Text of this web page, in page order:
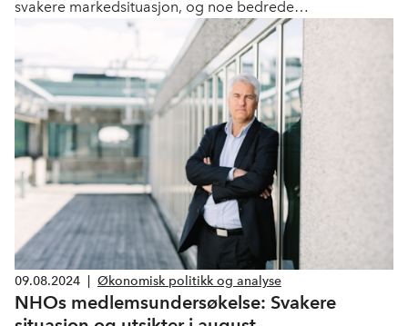
svakere markedsituasjon, og noe bedrede
markedsutsikter blant medlemsbedriftene.
09.08.2024 Økonomisk politikk og analyse
NHOs medlemsundersøkelse: Svakere